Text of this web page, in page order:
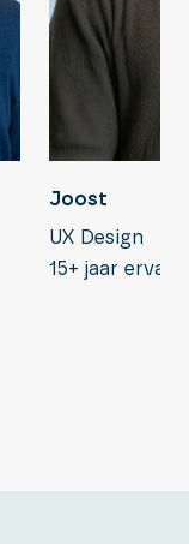
Joost
UX Design
15+ jaar